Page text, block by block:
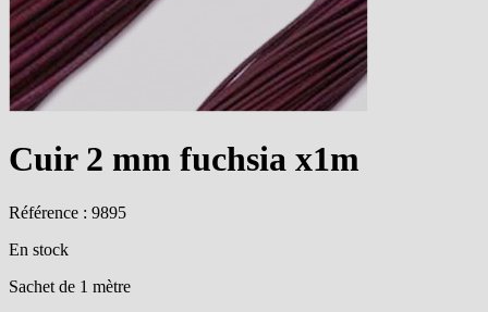
Cuir 2 mm fuchsia x1m
Référence : 9895
En stock
Sachet de 1 mètre